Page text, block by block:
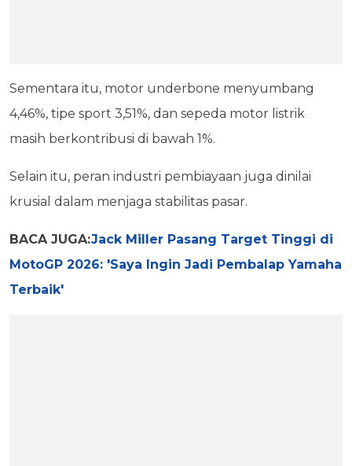
Sementara itu, motor underbone menyumbang
4,46%, tipe sport 3,51%, dan sepeda motor listrik
masih berkontribusi di bawah 1%.
Selain itu, peran industri pembiayaan juga dinilai
krusial dalam menjaga stabilitas pasar.
BACA JUGA:Jack Miller Pasang Target Tinggi di
MotoGP 2026: 'Saya Ingin Jadi Pembalap Yamaha
Terbaik'